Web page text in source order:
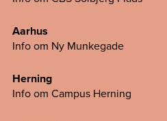
Aarhus
Info om Ny Munkegade
Herning
Info om Campus Herning